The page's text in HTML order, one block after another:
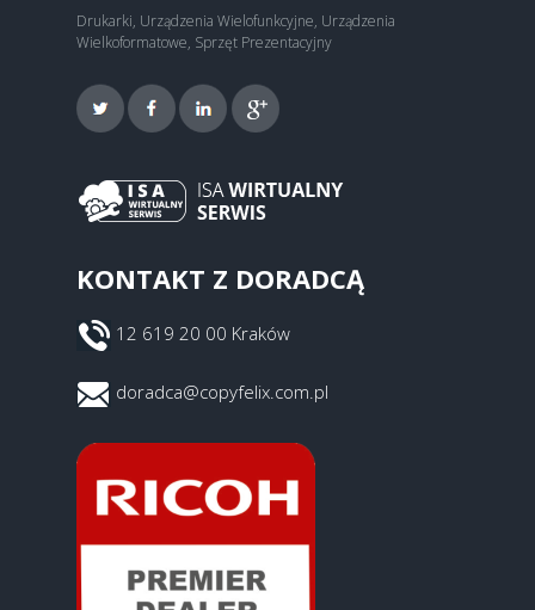
Drukarki, Urządzenia Wielofunkcyjne, Urządzenia
Wielkoformatowe, Sprzęt Prezentacyjny
KONTAKT Z DORADCĄ
12 619 20 00 Kraków
doradca@copyfelix.com.pl